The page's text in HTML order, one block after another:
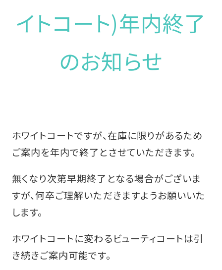
イトコート)年内終了
のお知らせ
ホワイトコートですが、在庫に限りがあるため
ご案内を年内で終了とさせていただきます。
無くなり次第早期終了となる場合がございま
すが、何卒ご理解いただきますようお願いいた
します。
ホワイトコートに変わるビューティコートは引
き続きご案内可能です。